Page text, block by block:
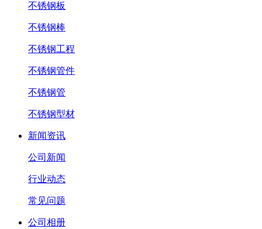
不锈钢板
不锈钢棒
不锈钢工程
不锈钢管件
不锈钢管
不锈钢型材
新闻资讯
公司新闻
行业动态
常见问题
公司相册